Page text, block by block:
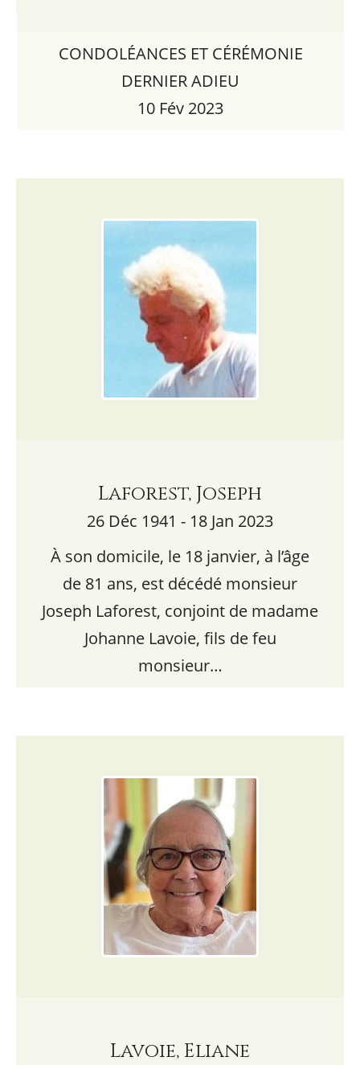
CONDOLÉANCES ET CÉRÉMONIE
DERNIER ADIEU
10 Fév 2023
Laforest, Joseph
26 Déc 1941 - 18 Jan 2023
À son domicile, le 18 janvier, à l’âge
de 81 ans, est décédé monsieur
Joseph Laforest, conjoint de madame
Johanne Lavoie, fils de feu
monsieur…
Lavoie, Eliane